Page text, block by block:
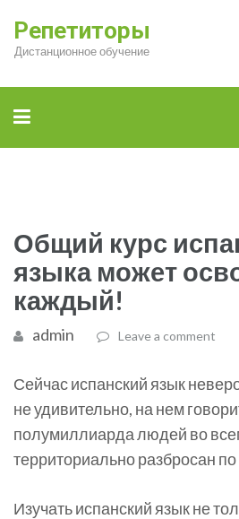
Репетиторы
Дистанционное обучение
Общий курс
языка может
каждый!
admin Leave a comment
Сейчас испанский язык
не удивительно, на нем
полумиллиарда людей во
территориально разбросан
Изучать испанский язык не